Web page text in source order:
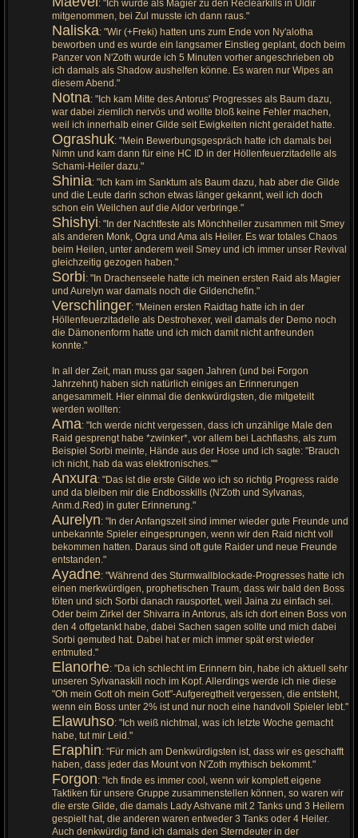
: "Ich wurde als Magier zu den Reclearkills in Uldir
mitgenommen, bei Zul musste ich dann raus."
Naliska: "Wir (+Freki) hatten uns zum Ende von Ny'alotha
beworben und es wurde ein langsamer Einstieg geplant, doch beim
Panzer von N'Zoth wurde ich 5 Minuten vorher angeschrieben ob
ich damals als Shadow aushelfen könne. Es waren nur Wipes an
diesem Abend."
Notna: "Ich kam Mitte des Antorus' Progresses als Baum dazu,
war dabei ziemlich nervös und wollte bloß keine Fehler machen,
weil ich innerhalb einer Gilde seit Ewigkeiten nicht geraidet hatte.
Ograshuk: "Mein Bewerbungsgespräch hatte ich damals bei
Nimn und kam dann für eine HC ID in der Höllenfeuerzitadelle als
Schami-Heiler dazu."
Shinia: "Ich kam im Sanktum als Baum dazu, hab aber die Gilde
und die Leute darin schon etwas länger gekannt, weil ich doch
schon ein Weilchen auf die Aldor verbringe."
Shishyi: "In der Nachtfeste als Mönchheiler zusammen mit Smey
als anderen Monk, Ogra und Ama als Heiler. Es war totales Chaos
beim Heilen, unter anderem weil Smey und ich immer unser Revival
gleichzeitig gezogen haben."
Sorbi: "In Drachenseele hatte ich meinen ersten Raid als Magier
und Aurelyn war damals noch die Gildenchefin."
Verschlinger: "Meinen ersten Raidtag hatte ich in der
Höllenfeuerzitadelle als Destrohexer, weil damals der Demo noch
die Dämonenform hatte und ich mich damit nicht anfreunden
konnte."
In all der Zeit, man muss gar sagen Jahren (und bei Forgon
Jahrzehnt) haben sich natürlich einiges an Erinnerungen
angesammelt. Hier einmal die denkwürdigsten, die mitgeteilt
werden wollten:
Ama: "Ich werde nicht vergessen, dass ich unzählige Male den
Raid gesprengt habe *zwinker*, vor allem bei Lachflashs, als zum
Beispiel Sorbi meinte, Hände aus der Hose und ich sagte: "Brauch
ich nicht, hab da was elektronisches.""
Anxura: "Das ist die erste Gilde wo ich so richtig Progress raide
und da bleiben mir die Endbosskills (N'Zoth und Sylvanas,
Anm.d.Red) in guter Erinnerung."
Aurelyn: "In der Anfangszeit sind immer wieder gute Freunde und
unbekannte Spieler eingesprungen, wenn wir den Raid nicht voll
bekommen hatten. Daraus sind oft gute Raider und neue Freunde
entstanden."
Ayadne: "Während des Sturmwallblockade-Progresses hatte ich
einen merkwürdigen, prophetischen Traum, dass wir bald den Boss
töten und sich Sorbi danach rausportet, weil Jaina zu einfach sei.
Oder beim Zirkel der Shivarra in Antorus, als ich dort einen Boss von
den 4 offgetankt habe, dabei Sachen sagen sollte und mich dabei
Sorbi gemuted hat. Dabei hat er mich immer spät erst wieder
entmuted."
Elanorhe: "Da ich schlecht im Erinnern bin, habe ich aktuell sehr
unseren Sylvanaskill noch im Kopf. Allerdings werde ich nie diese
"Oh mein Gott oh mein Gott"-Aufgeregtheit vergessen, die entsteht,
wenn ein Boss unter 2% ist und nur noch eine handvoll Spieler lebt."
Elawuhso: "Ich weiß nichtmal, was ich letzte Woche gemacht
habe, tut mir Leid."
Eraphin: "Für mich am Denkwürdigsten ist, dass wir es geschafft
haben, dass jeder das Mount von N'Zoth mythisch bekommt."
Forgon: "Ich finde es immer cool, wenn wir komplett eigene
Taktiken für unsere Gruppe zusammenstellen können, so waren wir
die erste Gilde, die damals Lady Ashvane mit 2 Tanks und 3 Heilern
gespielt hat, die anderen waren entweder 3 Tanks oder 4 Heiler.
Auch denkwürdig fand ich damals den Sterndeuter in der